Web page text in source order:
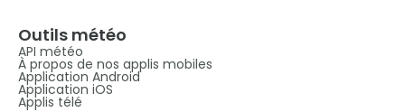
Outils météo
API météo
À propos de nos applis mobiles
Application Android
Application iOS
Applis télé